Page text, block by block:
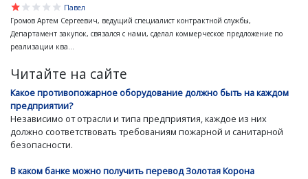
star
star
star
star
star
Павел
Громов Артем Сергеевич, ведущий специалист контрактной службы,
Департамент закупок, связался с нами, сделал коммерческое предложение по
реализации ква...
Читайте на сайте
Какое противопожарное оборудование должно быть на каждом
предприятии?
Независимо от отрасли и типа предприятия, каждое из них
должно соответствовать требованиям пожарной и санитарной
безопасности.
В каком банке можно получить перевод Золотая Корона